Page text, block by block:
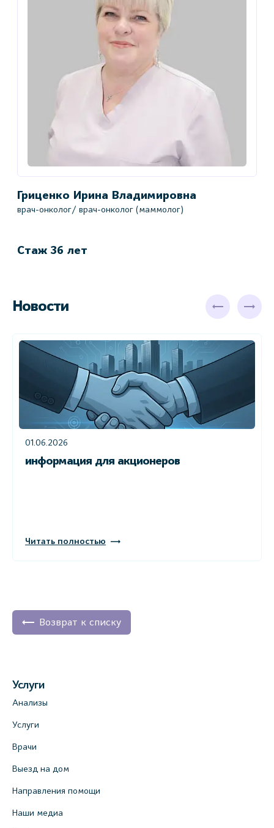
Гриценко Ирина Владимировна
врач-онколог/ врач-онколог (маммолог)
Стаж 36 лет
Новости
01.06.2026
информация для акционеров
Читать полностью
Возврат к списку
Услуги
Анализы
Услуги
Врачи
Выезд на дом
Направления помощи
Наши медиа